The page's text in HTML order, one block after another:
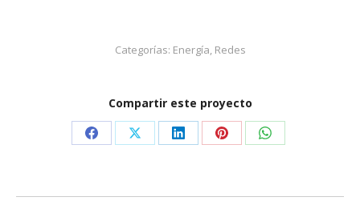
Categorías: Energía, Redes
Compartir este proyecto
Share
Facebook
Share
X
Share
LinkedIn
Share
Pinterest
Share
WhatsApp